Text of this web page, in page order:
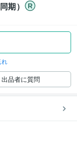
期）
出品者に質問